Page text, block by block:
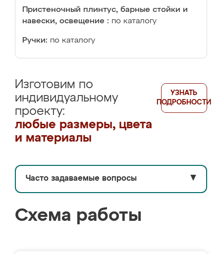
Пристеночный плинтус, барные стойки и
навески, освещение : по каталогу
Ручки: по каталогу
Изготовим по
индивидуальному
проекту:
любые размеры, цвета
и материалы
УЗНАТЬ
ПОДРОБНОСТИ
Часто задаваемые вопросы ▼
Схема работы